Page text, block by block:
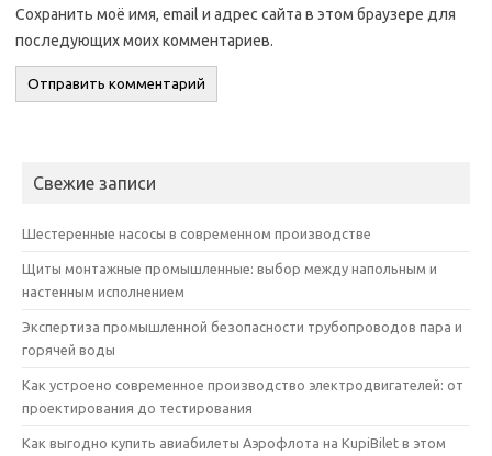
Сохранить моё имя, email и адрес сайта в этом браузере для
последующих моих комментариев.
Свежие записи
Шестеренные насосы в современном производстве
Щиты монтажные промышленные: выбор между напольным и
настенным исполнением
Экспертиза промышленной безопасности трубопроводов пара и
горячей воды
Как устроено современное производство электродвигателей: от
проектирования до тестирования
Как выгодно купить авиабилеты Аэрофлота на KupiBilet в этом